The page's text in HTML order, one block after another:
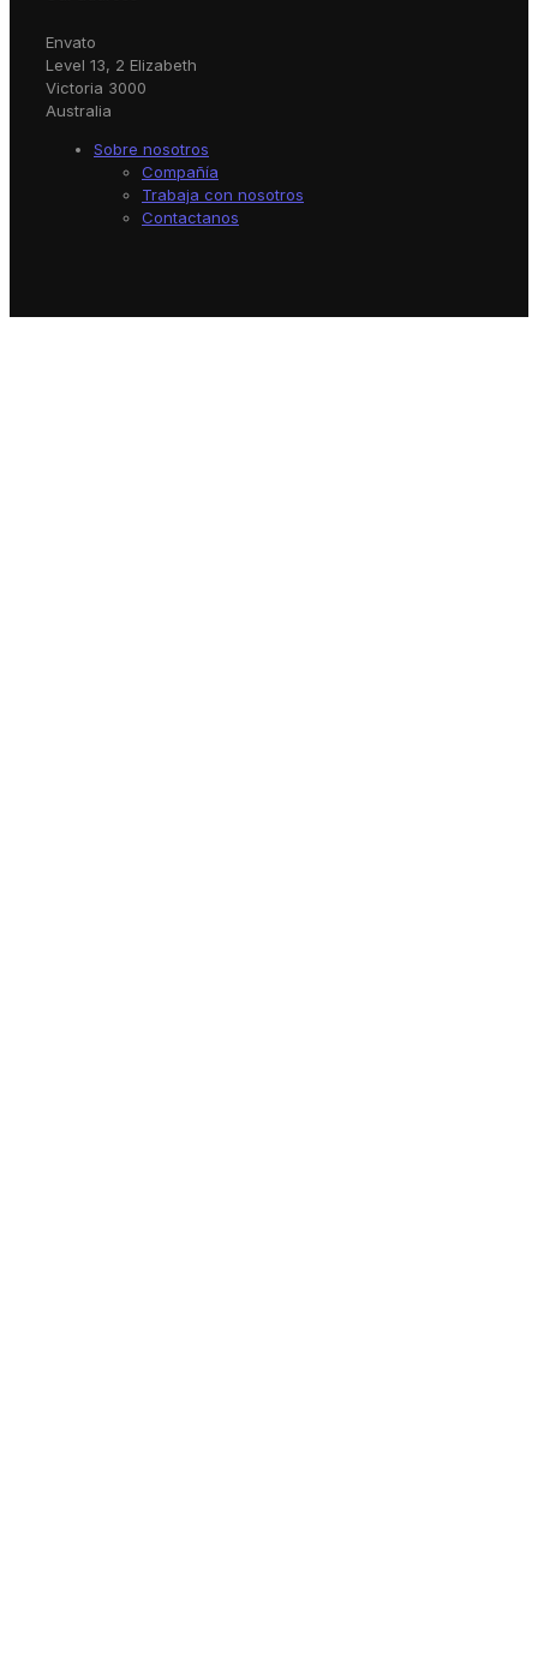
Envato
Level 13, 2 Elizabeth
Victoria 3000
Australia
Sobre nosotros
Compañía
Trabaja con nosotros
Contactanos